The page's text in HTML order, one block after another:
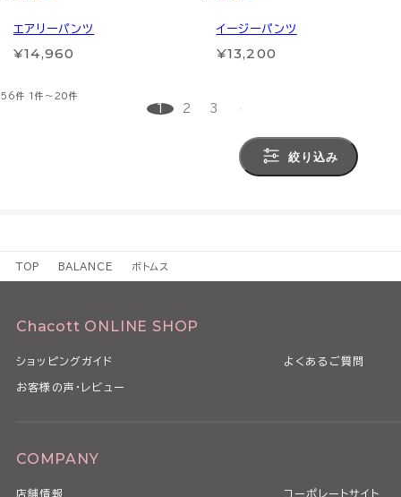
エアリーパンツ
¥14,960
イージーパンツ
¥13,200
56件 1件～20件
1 2 3
絞り込み
TOP BALANCE ボトムス
Chacott ONLINE SHOP
ショッピングガイド よくあるご質問
お客様の声・レビュー
COMPANY
店舗情報 コーポレートサイト